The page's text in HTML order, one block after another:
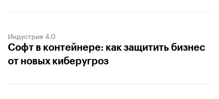
Индустрия 4.0
Софт в контейнере: как защитить бизнес
от новых киберугроз